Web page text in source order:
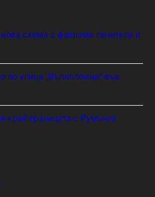
схема с фалшиви лечители и
по улица „Вълноломна“ във
край границата с Румъния